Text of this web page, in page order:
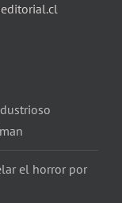
el horror por